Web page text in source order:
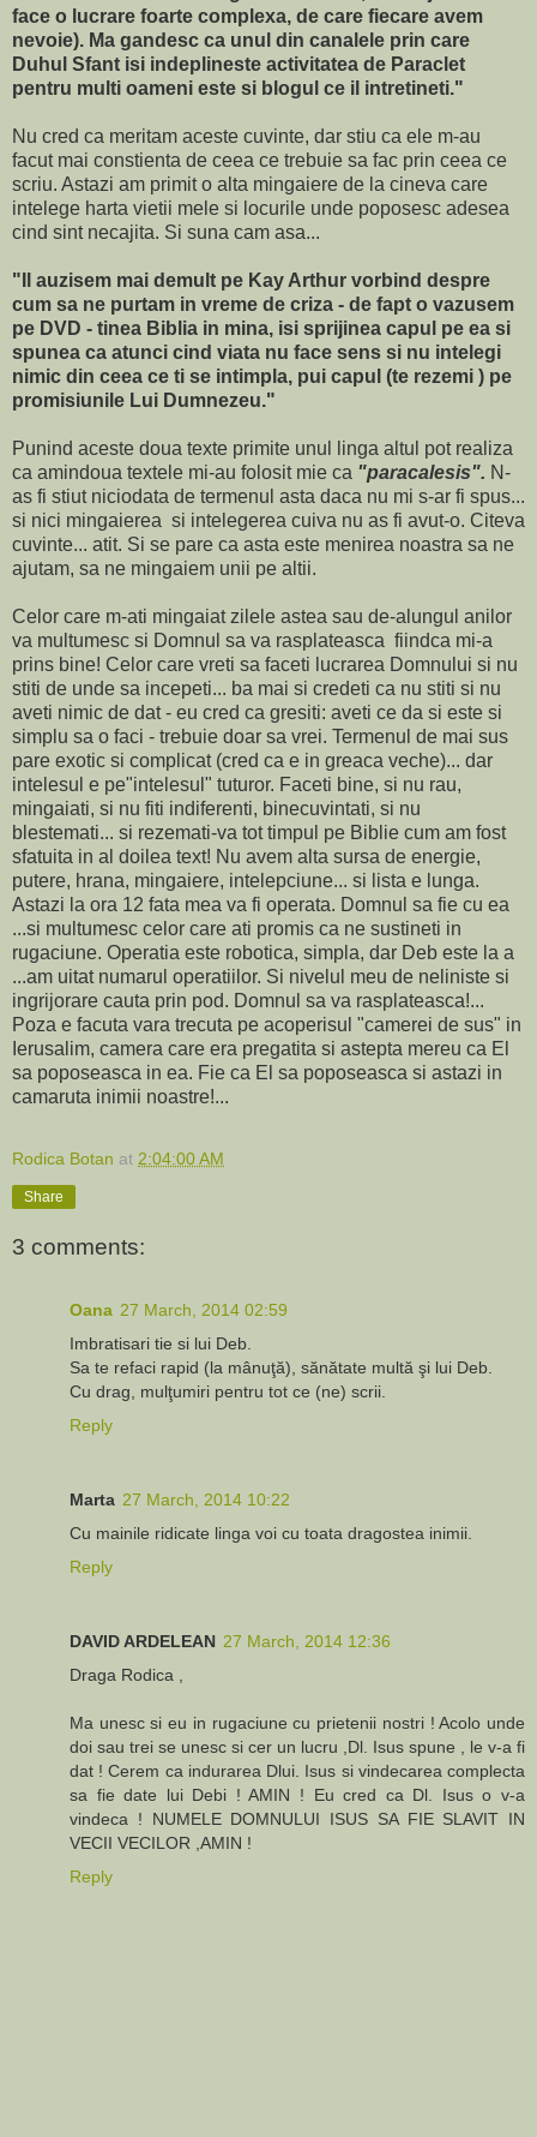
face o lucrare foarte complexa, de care fiecare avem
nevoie). Ma gandesc ca unul din canalele prin care
Duhul Sfant isi indeplineste activitatea de Paraclet
pentru multi oameni este si blogul ce il intretineti."
Nu cred ca meritam aceste cuvinte, dar stiu ca ele m-au
facut mai constienta de ceea ce trebuie sa fac prin ceea ce
scriu. Astazi am primit o alta mingaiere de la cineva care
intelege harta vietii mele si locurile unde poposesc adesea
cind sint necajita. Si suna cam asa...
"Il auzisem mai demult pe Kay Arthur vorbind despre
cum sa ne purtam in vreme de criza - de fapt o vazusem
pe DVD - tinea Biblia in mina, isi sprijinea capul pe ea si
spunea ca atunci cind viata nu face sens si nu intelegi
nimic din ceea ce ti se intimpla, pui capul (te rezemi ) pe
promisiunile Lui Dumnezeu."
Punind aceste doua texte primite unul linga altul pot realiza
ca amindoua textele mi-au folosit mie ca "paracalesis". N-
as fi stiut niciodata de termenul asta daca nu mi s-ar fi spus...
si nici mingaierea si intelegerea cuiva nu as fi avut-o. Citeva
cuvinte... atit. Si se pare ca asta este menirea noastra sa ne
ajutam, sa ne mingaiem unii pe altii.
Celor care m-ati mingaiat zilele astea sau de-alungul anilor
va multumesc si Domnul sa va rasplateasca fiindca mi-a
prins bine! Celor care vreti sa faceti lucrarea Domnului si nu
stiti de unde sa incepeti... ba mai si credeti ca nu stiti si nu
aveti nimic de dat - eu cred ca gresiti: aveti ce da si este si
simplu sa o faci - trebuie doar sa vrei. Termenul de mai sus
pare exotic si complicat (cred ca e in greaca veche)... dar
intelesul e pe"intelesul" tuturor. Faceti bine, si nu rau,
mingaiati, si nu fiti indiferenti, binecuvintati, si nu
blestemati... si rezemati-va tot timpul pe Biblie cum am fost
sfatuita in al doilea text! Nu avem alta sursa de energie,
putere, hrana, mingaiere, intelepciune... si lista e lunga.
Astazi la ora 12 fata mea va fi operata. Domnul sa fie cu ea
...si multumesc celor care ati promis ca ne sustineti in
rugaciune. Operatia este robotica, simpla, dar Deb este la a
...am uitat numarul operatiilor. Si nivelul meu de neliniste si
ingrijorare cauta prin pod. Domnul sa va rasplateasca!...
Poza e facuta vara trecuta pe acoperisul "camerei de sus" in
Ierusalim, camera care era pregatita si astepta mereu ca El
sa poposeasca in ea. Fie ca El sa poposeasca si astazi in
camaruta inimii noastre!...
Rodica Botan at 2:04:00 AM
Share
3 comments:
Oana 27 March, 2014 02:59
Imbratisari tie si lui Deb.
Sa te refaci rapid (la mânuţă), sănătate multă şi lui Deb.
Cu drag, mulţumiri pentru tot ce (ne) scrii.
Reply
Marta 27 March, 2014 10:22
Cu mainile ridicate linga voi cu toata dragostea inimii.
Reply
DAVID ARDELEAN 27 March, 2014 12:36
Draga Rodica ,
Ma unesc si eu in rugaciune cu prietenii nostri ! Acolo unde
doi sau trei se unesc si cer un lucru ,Dl. Isus spune , le v-a fi
dat ! Cerem ca indurarea Dlui. Isus si vindecarea complecta
sa fie date lui Debi ! AMIN ! Eu cred ca Dl. Isus o v-a
vindeca ! NUMELE DOMNULUI ISUS SA FIE SLAVIT IN
VECII VECILOR ,AMIN !
Reply